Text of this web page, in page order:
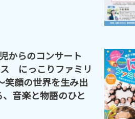
からのコンサート
にっこりファミリ
顔の世界を生み出
音楽と物語のひと